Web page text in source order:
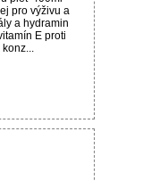
pro výživu a
a hydramin
E proti